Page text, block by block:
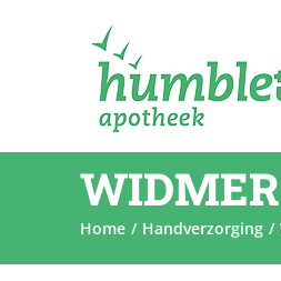
Home Handverzorging